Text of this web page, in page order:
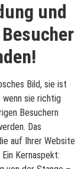
und
Bild, sie ist
wenn sie richtig
Besuchern
Das
auf Ihrer Website
Kernaspekt: